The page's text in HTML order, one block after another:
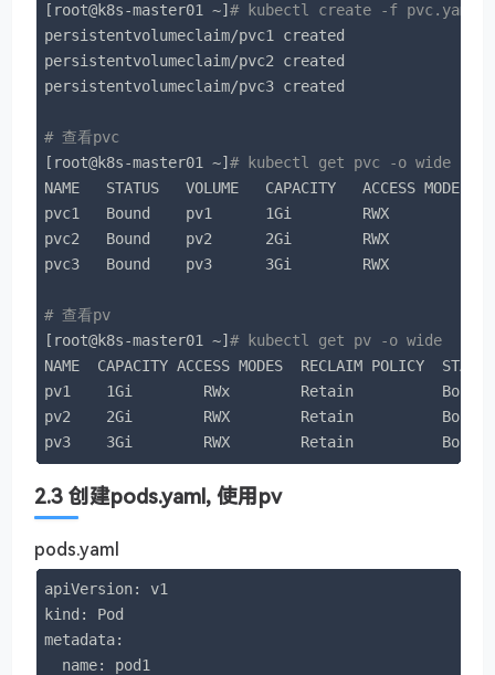
[root@k8s-master01 ~]# kubectl create -f pvc.yaml
persistentvolumeclaim/pvc1 created
persistentvolumeclaim/pvc2 created
persistentvolumeclaim/pvc3 created
# 查看pvc
[root@k8s-master01 ~]# kubectl get pvc -o wide
NAME   STATUS   VOLUME   CAPACITY   ACCESS MODES
pvc1   Bound    pv1      1Gi        RWX
pvc2   Bound    pv2      2Gi        RWX
pvc3   Bound    pv3      3Gi        RWX
# 查看pv
[root@k8s-master01 ~]# kubectl get pv -o wide
NAME  CAPACITY ACCESS MODES  RECLAIM POLICY
pv1    1Gi        RWx        Retain          Bound
pv2    2Gi        RWX        Retain          Bound
pv3    3Gi        RWX        Retain          Bound
2.3 创建pods.yaml, 使用pv
pods.yaml
apiVersion: v1
kind: Pod
metadata:
  name: pod1